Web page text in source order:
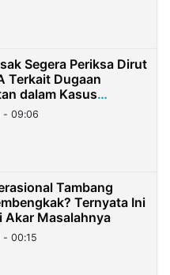
Segera Periksa Dirut
Terkait Dugaan
dalam Kasus
Dana Nasabah Rp2,58
- 09:06
Tambang
Ternyata Ini
Akar Masalahnya
00:15